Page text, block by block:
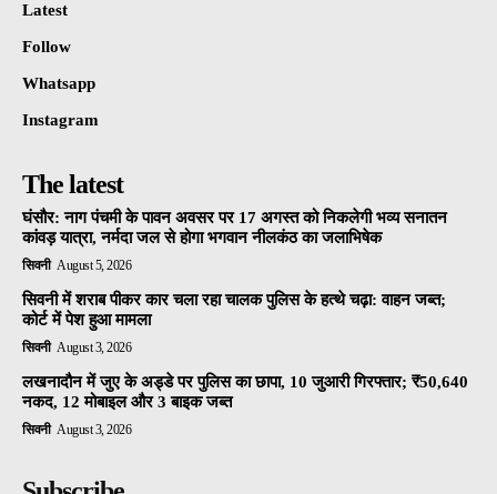
Latest
Follow
Whatsapp
Instagram
The latest
घंसौर: नाग पंचमी के पावन अवसर पर 17 अगस्त को निकलेगी भव्य सनातन
कांवड़ यात्रा, नर्मदा जल से होगा भगवान नीलकंठ का जलाभिषेक
सिवनी August 5, 2026
सिवनी में शराब पीकर कार चला रहा चालक पुलिस के हत्थे चढ़ा: वाहन जब्त;
कोर्ट में पेश हुआ मामला
सिवनी August 3, 2026
लखनादौन में जुए के अड्डे पर पुलिस का छापा, 10 जुआरी गिरफ्तार; ₹50,640
नकद, 12 मोबाइल और 3 बाइक जब्त
सिवनी August 3, 2026